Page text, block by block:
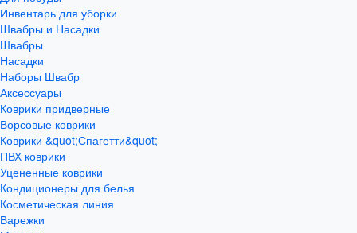
Инвентарь для уборки
Швабры и Насадки
Швабры
Насадки
Наборы Швабр
Аксессуары
Коврики придверные
Ворсовые коврики
Коврики &quot;Спагетти&quot;
ПВХ коврики
Уцененные коврики
Кондиционеры для белья
Косметическая линия
Варежки